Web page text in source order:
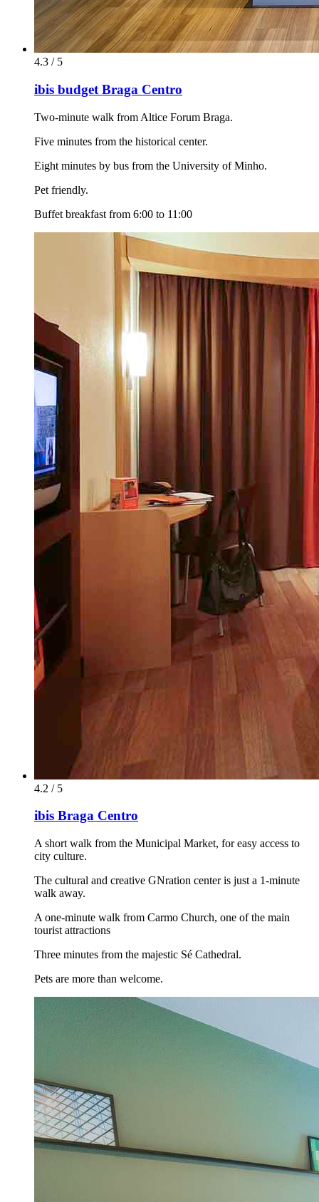
4.3 / 5
ibis budget Braga Centro
Two-minute walk from Altice Forum Braga.
Five minutes from the historical center.
Eight minutes by bus from the University of Minho.
Pet friendly.
Buffet breakfast from 6:00 to 11:00
4.2 / 5
ibis Braga Centro
A short walk from the Municipal Market, for easy access to
city culture.
The cultural and creative GNration center is just a 1-minute
walk away.
A one-minute walk from Carmo Church, one of the main
tourist attractions
Three minutes from the majestic Sé Cathedral.
Pets are more than welcome.